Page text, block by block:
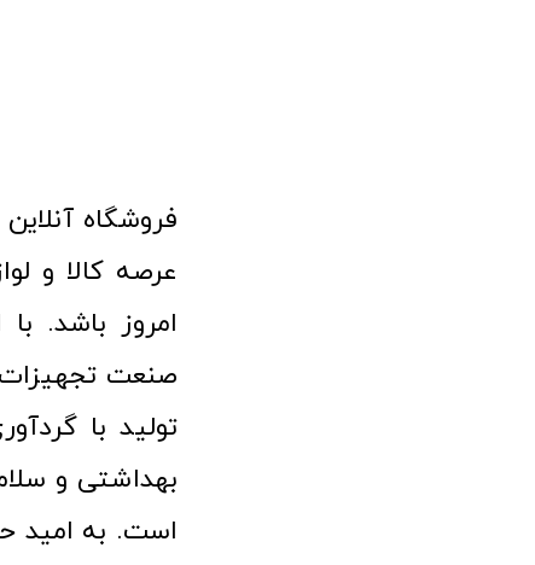
امروز باشد.
صنعت
تولید با
بهداشتی و
است. به امید